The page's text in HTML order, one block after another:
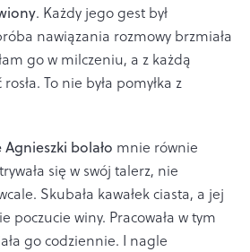
. Każdy jego gest był
nawiązania rozmowy brzmiała
go w milczeniu, a z każdą
To nie była pomyłka z
bolało mnie równie
się w swój talerz, nie
Skubała kawałek ciasta, a jej
poczucie winy. Pracowała w tym
go codziennie. I nagle